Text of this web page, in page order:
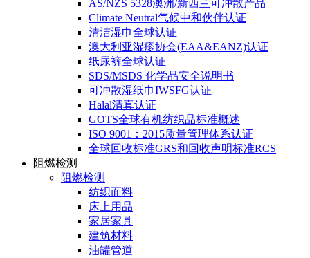
AS/NZS 5328澳洲/新西兰可冲散产品
Climate Neutral气候中和伙伴认证
清洁湿巾全球认证
澳大利亚湿疹协会(EAA&EANZ)认证
纸尿裤全球认证
SDS/MSDS 化学品安全说明书
可冲散湿纸巾IWSFG认证
Halal清真认证
GOTS全球有机纺织品标准概述
ISO 9001：2015质量管理体系认证
全球回收标准GRS和回收声明标准RCS
阻燃检测
阻燃检测
纺织面料
床上用品
家居家具
建筑材料
油罐管道